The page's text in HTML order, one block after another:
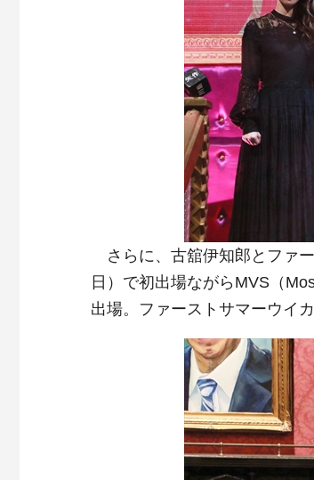
さらに、古舘伊知郎とファ
日）で初出場ながらMVS（
出場。ファーストサマーウイ